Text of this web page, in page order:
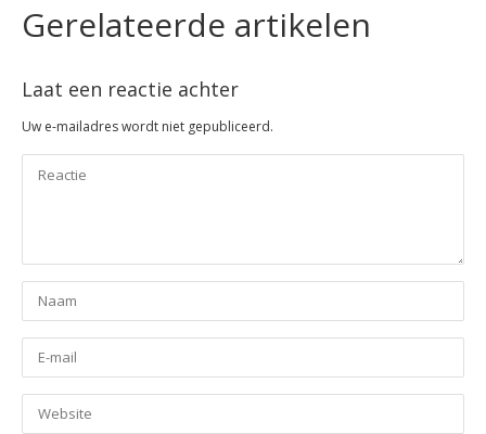
Gerelateerde artikelen
Laat een reactie achter
Uw e-mailadres wordt niet gepubliceerd.